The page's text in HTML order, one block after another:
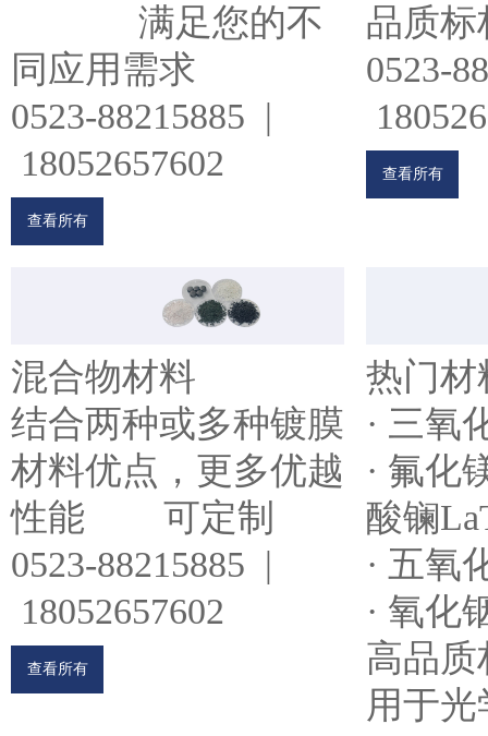
满足您的不
同应用需求
0523-88215885 |
18052657602
查看所有
品质标
0523-
查看所有
混合物材料
结合两种或多种镀膜
材料优点，更多优越
性能 可定制
0523-88215885 |
18052657602
查看所有
热门材
· 三氧
· 氟化
酸镧
· 五氧
· 氧化
高品质
用于